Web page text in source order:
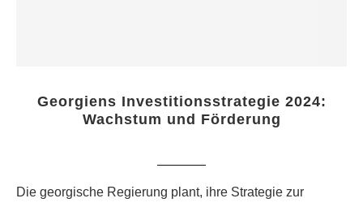
Georgiens Investitionsstrategie 2024:
Wachstum und Förderung
Die georgische Regierung plant, ihre Strategie zur